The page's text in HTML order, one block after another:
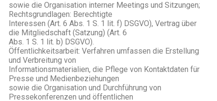
sowie die Organisation interner Meetings und Sitzungen;
Rechtsgrundlagen: Berechtigte
Interessen (Art. 6 Abs. 1 S. 1 lit. f) DSGVO), Vertrag über
die Mitgliedschaft (Satzung) (Art. 6
Abs. 1 S. 1 lit. b) DSGVO).
Öffentlichkeitsarbeit: Verfahren umfassen die Erstellung
und Verbreitung von
Informationsmaterialien, die Pflege von Kontaktdaten für
Presse und Medienbeziehungen
sowie die Organisation und Durchführung von
Pressekonferenzen und öffentlichen